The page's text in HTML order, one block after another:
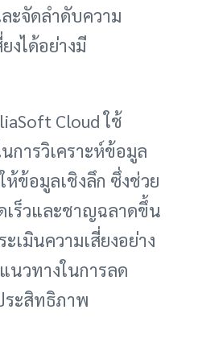
ะจัดลำดับความ
งได้อย่างมี
Cloud ใช้
การวิเคราะห์ข้อมูล
ข้อมูลเชิงลึก ซึ่งช่วย
เร็วและชาญฉลาดขึ้น
เมินความเสี่ยงอย่าง
นวทางในการลด
ระสิทธิภาพ